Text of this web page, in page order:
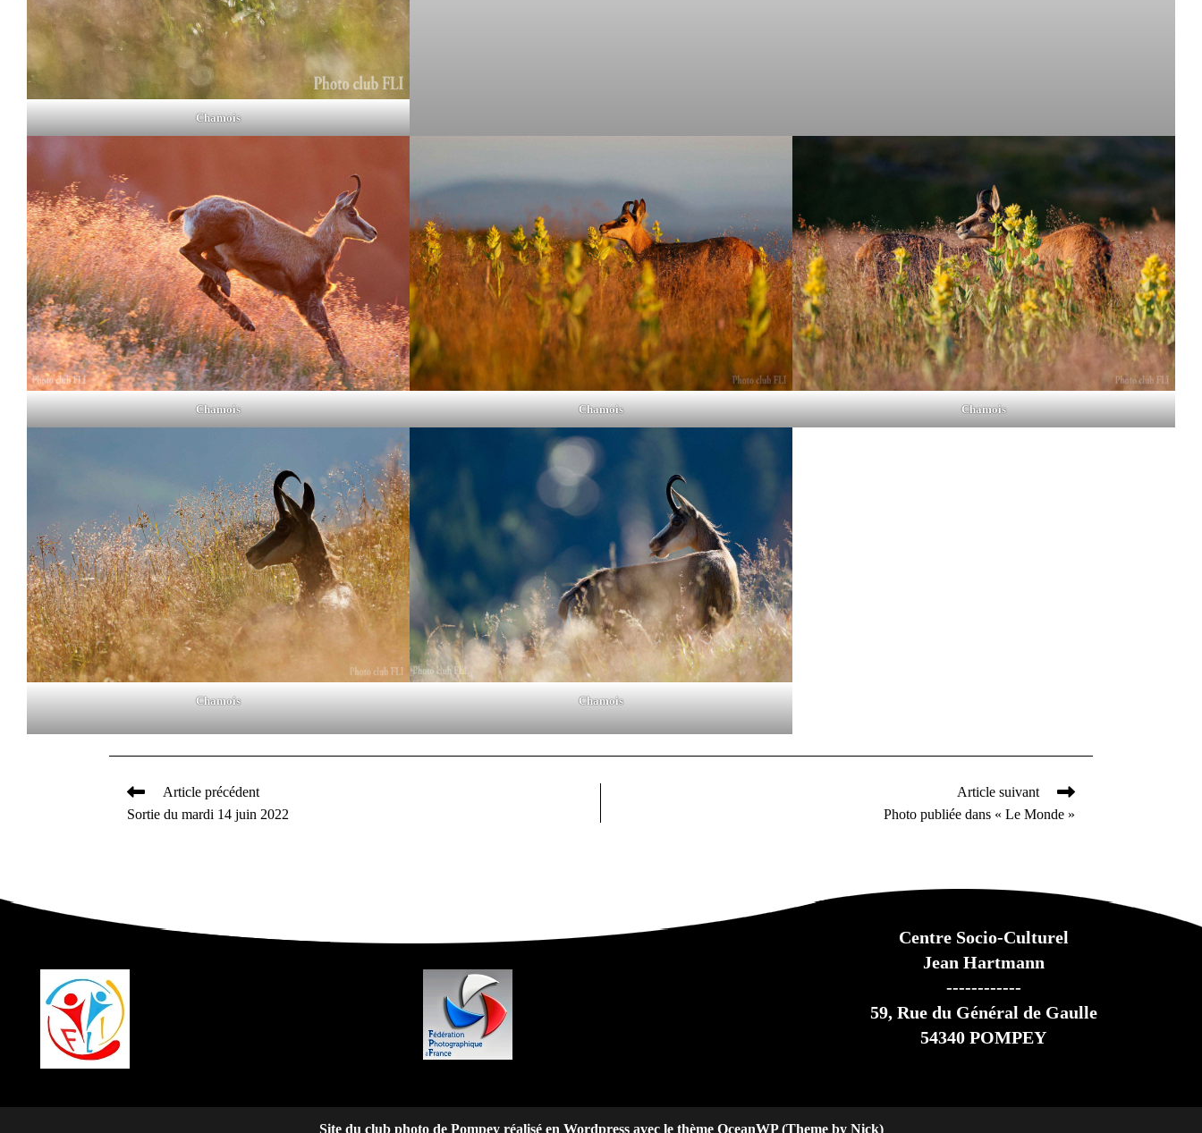
Chamois
Chamois Chamois Chamois
Chamois Chamois
Read
more
Article précédent
Sortie du mardi 14 juin 2022
Article suivant
Photo publiée dans « Le Monde »
Centre Socio-Culturel
Jean Hartmann
------------
59, Rue du Général de Gaulle
54340 POMPEY
Site du club photo de Pompey réalisé en Wordpress avec le thème OceanWP (Theme by Nick)